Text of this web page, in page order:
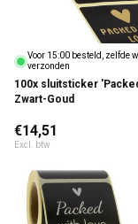
Voor 15:00 besteld, zelfde
verzonden
100x sluitsticker
Zwart-Goud
Normale prijs
€14,51
Excl. btw